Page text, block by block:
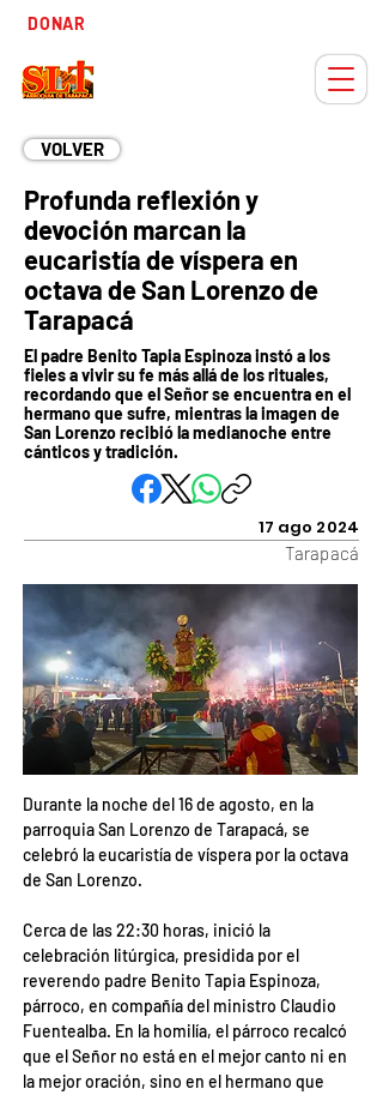
DONAR
VOLVER
Profunda reflexión y
devoción marcan la
eucaristía de víspera en
octava de San Lorenzo de
Tarapacá
El padre Benito Tapia Espinoza instó a los
fieles a vivir su fe más allá de los rituales,
recordando que el Señor se encuentra en el
hermano que sufre, mientras la imagen de
San Lorenzo recibió la medianoche entre
cánticos y tradición.
17 ago 2024
Tarapacá
Durante la noche del 16 de agosto, en la
parroquia San Lorenzo de Tarapacá, se
celebró la eucaristía de víspera por la octava
de San Lorenzo.
Cerca de las 22:30 horas, inició la
celebración litúrgica, presidida por el
reverendo padre Benito Tapia Espinoza,
párroco, en compañía del ministro Claudio
Fuentealba. En la homilía, el párroco recalcó
que el Señor no está en el mejor canto ni en
la mejor oración, sino en el hermano que